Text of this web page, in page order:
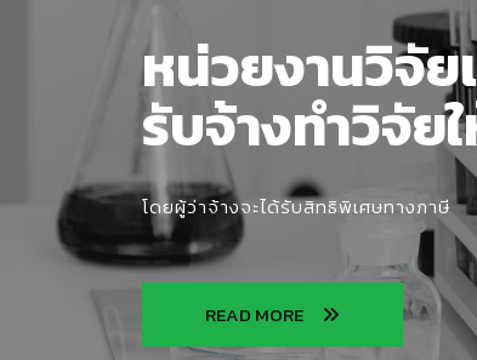
GC & RRP ส
ปฏิกิริยาใช้แล้
สำเร็จครั้งแร
หน่วยงานวิจั
รับจ้างทำวิจัย
โดยผู้ว่าจ้างจะได้รับสิทธิพิเศษทางภาษี
READ MORE